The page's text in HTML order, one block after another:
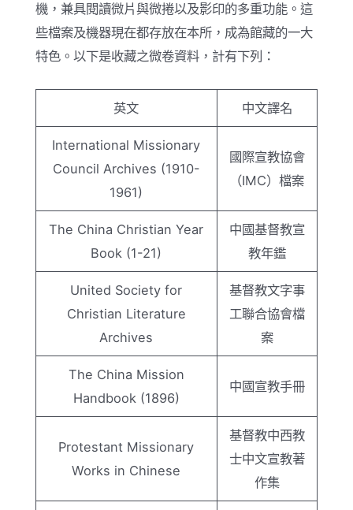
機，兼具閱讀微片與微捲以及影印的多重功能。這
些檔案及機器現在都存放在本所，成為館藏的一大
特色。以下是收藏之微卷資料，計有下列：
英文 中文譯名
International Missionary
Council Archives (1910-
1961)
國際宣教協會
（IMC）檔案
The China Christian Year
Book (1-21)
中國基督教宣
教年鑑
United Society for
Christian Literature
Archives
基督教文字事
工聯合協會檔
案
The China Mission
Handbook (1896)
中國宣教手冊
Protestant Missionary
Works in Chinese
基督教中西教
士中文宣教著
作集